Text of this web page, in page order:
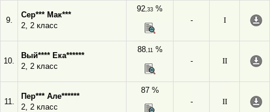
9.
Сер*** Мак***
2, 2 класс
92,33 %
-
I
10.
Вый**** Ека******
2, 2 класс
88,11%
-
II
11.
Пер*** Але******
2, 2 класс
87 %
-
II